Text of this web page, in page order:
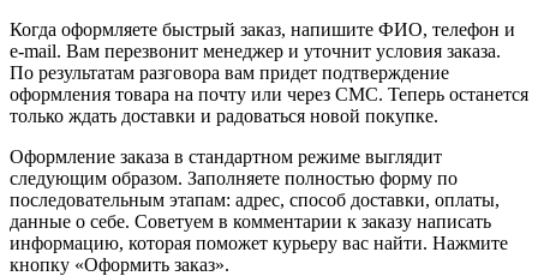
Когда оформляете быстрый заказ, напишите ФИО, телефон и
e-mail. Вам перезвонит менеджер и уточнит условия заказа.
По результатам разговора вам придет подтверждение
оформления товара на почту или через СМС. Теперь останется
только ждать доставки и радоваться новой покупке.
Оформление заказа в стандартном режиме выглядит
следующим образом. Заполняете полностью форму по
последовательным этапам: адрес, способ доставки, оплаты,
данные о себе. Советуем в комментарии к заказу написать
информацию, которая поможет курьеру вас найти. Нажмите
кнопку «Оформить заказ».